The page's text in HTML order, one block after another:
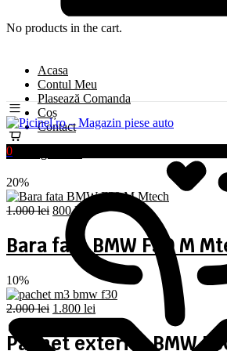
No products in the cart.
Acasa
Contul Meu
Plasează Comanda
Coș
Contact
Oferte generale
20%
1.000lei Prețul
inițial
a
fost:
1.000 lei.
800lei
Prețul
curent
este:
800 lei.
Bara fata BMW F30 M
10%
2.000lei Prețul
inițial
a
1.800 lei
curent
este:
Pachet exterior BMW
0